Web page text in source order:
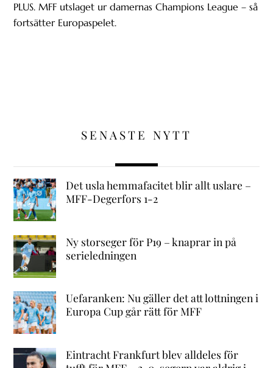
PLUS. MFF utslaget ur damernas Champions League – så
fortsätter Europaspelet.
SENASTE NYTT
Det usla hemmafacitet blir allt uslare –
MFF-Degerfors 1-2
Ny storseger för P19 – knaprar in på
serieledningen
Uefaranken: Nu gäller det att lottningen i
Europa Cup går rätt för MFF
Eintracht Frankfurt blev alldeles för